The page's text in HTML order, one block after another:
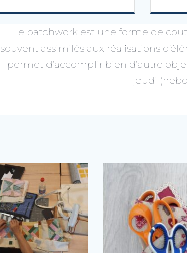
Le patchwork est une forme de
souvent assimilés aux réalisations
permet d’accomplir bien d’autre
jeudi